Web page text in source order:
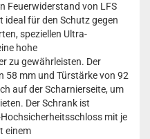
Feuerwiderstand von LFS
ideal für den Schutz gegen
speziellen Ultra-
hohe
zu gewährleisten. Der
58 mm und Türstärke von 92
auf der Scharnierseite, um
Der Schrank ist
mit je
einem